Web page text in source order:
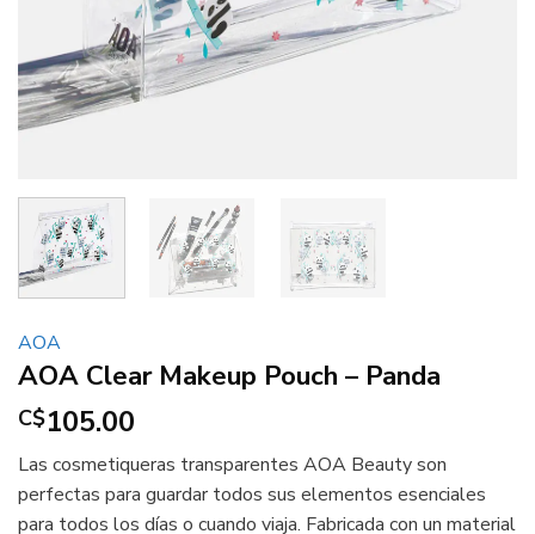
AOA
AOA Clear Makeup Pouch – Panda
C$105.00
Las cosmetiqueras transparentes AOA Beauty son
perfectas para guardar todos sus elementos esenciales
para todos los días o cuando viaja. Fabricada con un material